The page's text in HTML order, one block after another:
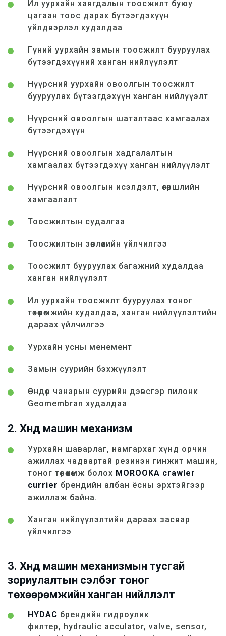
Ил уурхайн хаягдалын тоосжилт буюу
цагаан тоос дарах бүтээгдэхүүн
үйлдвэрлэл худалдаа
Гүний уурхайн замын тоосжилт бууруулах
бүтээгдэхүүний ханган нийлүүлэлт
Нүүрсний уурхайн овоолгын тоосжилт
бууруулах бүтээгдэхүүн ханган нийлүүэлт
Нүүрсний овоолгын шаталтаас хамгаалах
бүтээгдэхүүн
Нүүрсний овоолгын хадгалалтын
хамгаалах бүтээгдэхүү ханган нийлүүлэлт
Нүүрсний овоолгын исэлдэлт, өгөршлийн
хамгаалалт
Тоосжилтын судалгаа
Тоосжилтын зөвлөхийн үйлчилгээ
Тоосжилт бууруулах багажний худалдаа
ханган нийлүүлэлт
Ил уурхайн тоосжилт бууруулах тоног
төхөөрөмжийн худалдаа, ханган нийлүүлэлтийн
дараах үйлчилгээ
Уурхайн усны менемент
Замын суурийн бэхжүүлэлт
Өндөр чанарын суурийн дэвсгэр пилонк
Geomembran худалдаа
2. Хүнд машин механизм
Уурхайн шаварлаг, намгархаг хүнд орчин
ажиллах чадвартай резинэн гинжит машин,
тоног төрөөхөмж болох MOROOKA crawler
currier брендийн албан ёсны эрхтэйгээр
ажиллаж байна.
Ханган нийлүүлэлтийн дараах засвар
үйлчилгээ
3. Хүнд машин механизмын тусгай
зориулалтын сэлбэг тоног
төхөөрөмжийн ханган нийлүүлэлт
HYDAC брендийн гидроулик
филтер, hydraulic acculator, valve, sensor,